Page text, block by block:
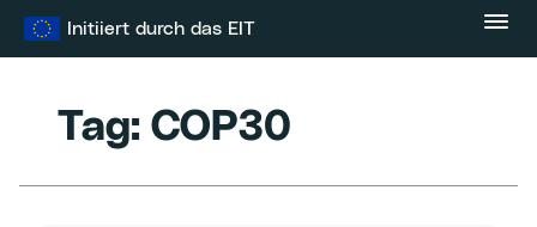
Inhalt
Initiiert durch das EIT
Tag: COP30